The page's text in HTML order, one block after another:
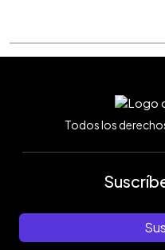
Todos los